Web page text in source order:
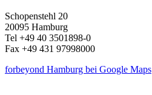
Schopenstehl 20
20095 Hamburg
Tel +49 40 3501898-0
Fax +49 431 97998000
forbeyond Hamburg bei Google Maps